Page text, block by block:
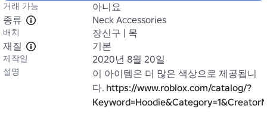
거래 가능
아니요
종류
Neck Accessories
배치
장신구 | 목
재질
기본
제작일 2020년 8월 20일
설명
이 아이템은 더 많은 색상으로 제공됩니
다. https://www.roblox.com/catalog/?